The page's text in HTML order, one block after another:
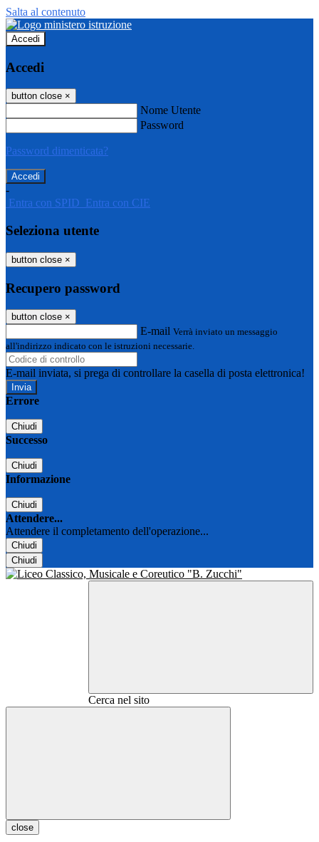
Salta al contenuto
Accedi
Accedi
button close ×
Nome Utente
Password
Password dimenticata?
-
Entra con SPID Entra con CIE
Seleziona utente
button close ×
Recupero password
button close ×
E-mail Verrà inviato un messaggio
all'indirizzo indicato con le istruzioni necessarie.
E-mail inviata, si prega di controllare la casella di posta elettronica!
Errore
Chiudi
Successo
Chiudi
Informazione
Chiudi
Attendere...
Attendere il completamento dell'operazione...
Chiudi
Chiudi
Cerca nel sito
close